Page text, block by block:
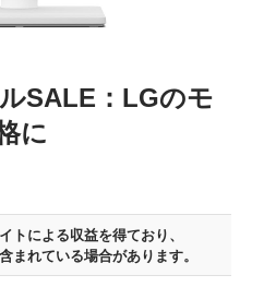
SALE：LGのモ
に
トによる収益を得ており、
まれている場合があります。